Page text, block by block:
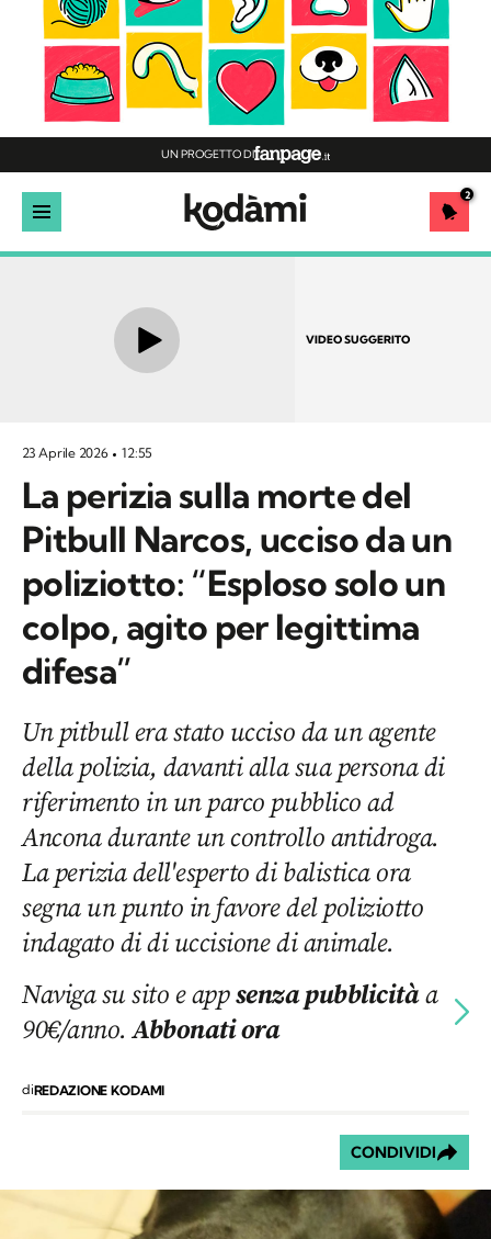
UN PROGETTO DI
2
VIDEO SUGGERITO
23 Aprile 2026 12:55
La perizia sulla morte del
Pitbull Narcos, ucciso da un
poliziotto: “Esploso solo un
colpo, agito per legittima
difesa”
Un pitbull era stato ucciso da un agente
della polizia, davanti alla sua persona di
riferimento in un parco pubblico ad
Ancona durante un controllo antidroga.
La perizia dell'esperto di balistica ora
segna un punto in favore del poliziotto
indagato di di uccisione di animale.
Naviga su sito e appsenza pubblicitàa
90€/anno.Abbonati ora
diREDAZIONE KODAMI
CONDIVIDI